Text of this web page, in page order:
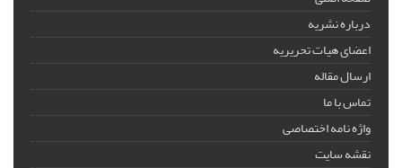
درباره نشریه
اعضای هیات تحریریه
ارسال مقاله
تماس با ما
واژه نامه اختصاصی
نقشه سایت